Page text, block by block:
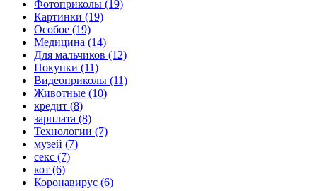
Фотоприколы (19)
Картинки (19)
Особое (19)
Медицина (14)
Для мальчиков (12)
Покупки (11)
Видеоприколы (11)
Животные (10)
кредит (8)
зарплата (8)
Технологии (7)
музей (7)
секс (7)
кот (6)
Коронавирус (6)